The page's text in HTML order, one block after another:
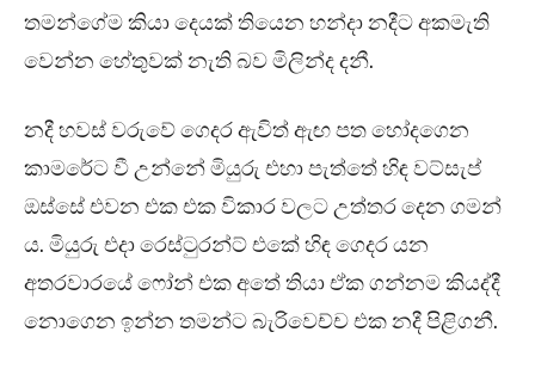
තමන්ගේම කියා දෙයක් තියෙන හන්දා නදීට අකමැති
වෙන්න හේතුවක් නැති බව මිලින්ද දනී.
නදී හවස් වරුවේ ගෙදර ඇවිත් ඇඟ පත හෝදගෙන
කාමරේට වී උන්නේ මියුරු එහා පැත්තේ හිඳ වට්සැප්
ඔස්සේ එවන එක එක විකාර වලට උත්තර දෙන ගමන්‍
ය. මියුරු එදා රෙස්ටුරන්ට් එකේ හිඳ ගෙදර යන
අතරවාරයේ ෆෝන් එක අතේ තියා ඒක ගන්නම කියද්දී
නොගෙන ඉන්න තමන්ට බැරිවෙච්ච එක නදී පිළිගනී.